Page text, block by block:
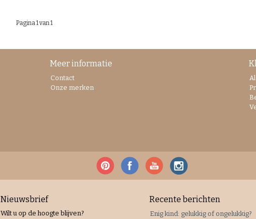
Pagina 1 van 1
Meer informatie
Contact
Onze merken
Nieuwsbrief
Wilt u op de hoogte blijven?
Recente berichten
Enig kind: gelukkig of ongelukkig?